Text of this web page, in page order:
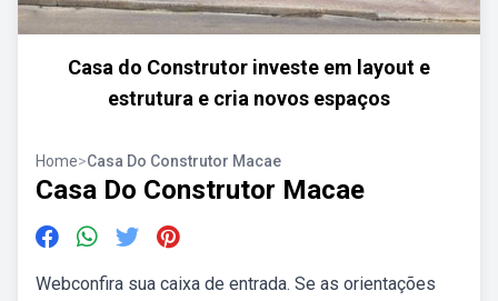
Casa do Construtor investe em layout e
estrutura e cria novos espaços
Home>Casa Do Construtor Macae
Casa Do Construtor Macae
Webconfira sua caixa de entrada. Se as orientações